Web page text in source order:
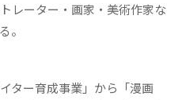
レーター・画家・美術作家な
。
ター育成事業」から「漫画